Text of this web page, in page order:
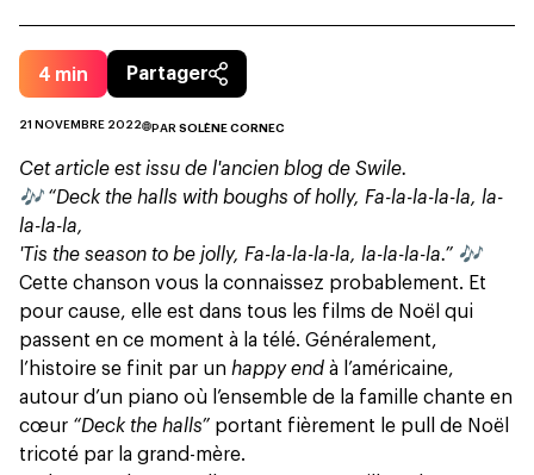
4 min Partager
21 NOVEMBRE 2022 PAR SOLÈNE CORNEC
Cet article est issu de l'ancien blog de Swile.
🎶 “Deck the halls with boughs of holly, Fa-la-la-la-la, la-
la-la-la,
'Tis the season to be jolly, Fa-la-la-la-la, la-la-la-la.” 🎶
Cette chanson vous la connaissez probablement. Et
pour cause, elle est dans tous les films de Noël qui
passent en ce moment à la télé. Généralement,
l’histoire se finit par un happy end à l’américaine,
autour d’un piano où l’ensemble de la famille chante en
cœur “Deck the halls” portant fièrement le pull de Noël
tricoté par la grand-mère.